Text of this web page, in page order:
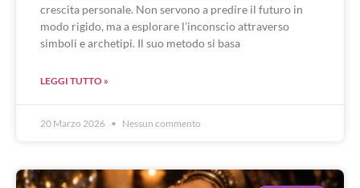
crescita personale. Non servono a predire il futuro in
modo rigido, ma a esplorare l’inconscio attraverso
simboli e archetipi. Il suo metodo si basa
LEGGI TUTTO »
20 Marzo 2026 Nessun commento